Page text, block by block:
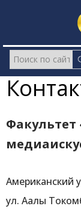
Американский
ул. Аалы